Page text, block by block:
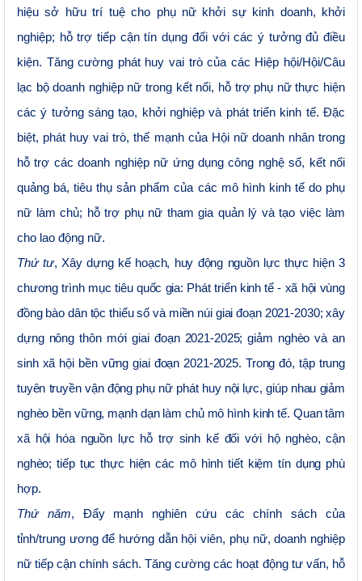
hiệu sở hữu trí tuệ cho phụ nữ khởi sự kinh doanh, khởi
nghiệp; hỗ trợ tiếp cận tín dụng đối với các ý tưởng đủ điều
kiện. Tăng cường phát huy vai trò của các Hiệp hội/Hội/Câu
lạc bộ doanh nghiệp nữ trong kết nối, hỗ trợ phụ nữ thực hiện
các ý tưởng sáng tạo, khởi nghiệp và phát triển kinh tế. Đặc
biệt, phát huy vai trò, thế mạnh của Hội nữ doanh nhân trong
hỗ trợ các doanh nghiệp nữ ứng dụng công nghệ số, kết nối
quảng bá, tiêu thụ sản phẩm của các mô hình kinh tế do phụ
nữ làm chủ; hỗ trợ phụ nữ tham gia quản lý và tạo việc làm
cho lao động nữ.
Thứ tư, Xây dựng kế hoạch, huy động nguồn lực thực hiện 3
chương trình mục tiêu quốc gia: Phát triển kinh tế - xã hội vùng
đồng bào dân tộc thiểu số và miền núi giai đoạn 2021-2030; xây
dựng nông thôn mới giai đoạn 2021-2025; giảm nghèo và an
sinh xã hội bền vững giai đoạn 2021-2025. Trong đó, tập trung
tuyên truyền vận động phụ nữ phát huy nội lực, giúp nhau giảm
nghèo bền vững, mạnh dạn làm chủ mô hình kinh tế. Quan tâm
xã hội hóa nguồn lực hỗ trợ sinh kế đối với hộ nghèo, cận
nghèo; tiếp tục thực hiện các mô hình tiết kiệm tín dụng phù
hợp.
Thứ năm, Đẩy mạnh nghiên cứu các chính sách của
tỉnh/trung ương để hướng dẫn hội viên, phụ nữ, doanh nghiệp
nữ tiếp cận chính sách. Tăng cường các hoạt động tư vấn, hỗ